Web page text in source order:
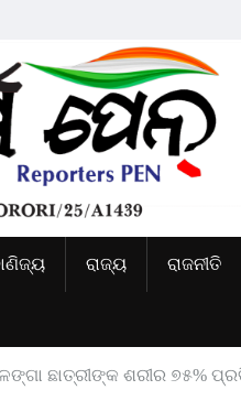
ରାଜ୍ୟ ରାଜନୀତି
ବଳଙ୍ଗା ଛାତ୍ରୀଙ୍କ ଶରୀର